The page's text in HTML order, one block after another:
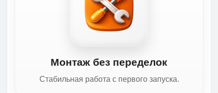
Монтаж без переделок
Стабильная работа с первого запуска.